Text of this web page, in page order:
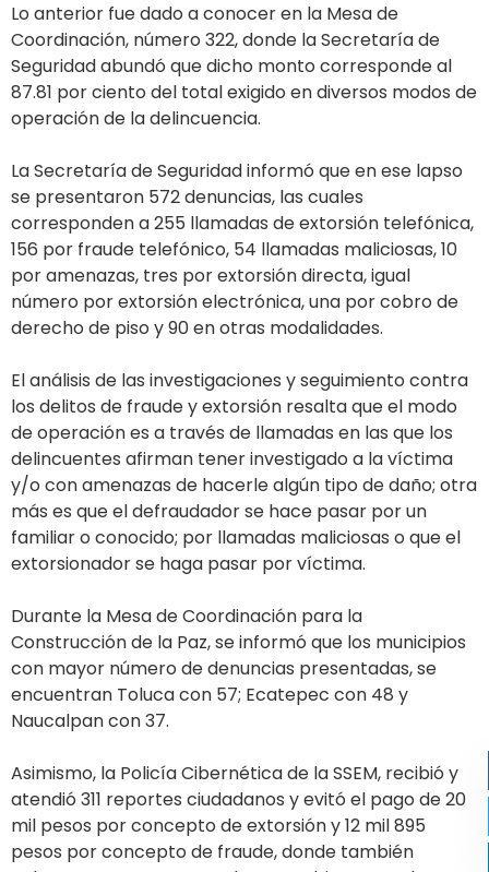
Lo anterior fue dado a conocer en la Mesa de
Coordinación, número 322, donde la Secretaría de
Seguridad abundó que dicho monto corresponde al
87.81 por ciento del total exigido en diversos modos de
operación de la delincuencia.
La Secretaría de Seguridad informó que en ese lapso
se presentaron 572 denuncias, las cuales
corresponden a 255 llamadas de extorsión telefónica,
156 por fraude telefónico, 54 llamadas maliciosas, 10
por amenazas, tres por extorsión directa, igual
número por extorsión electrónica, una por cobro de
derecho de piso y 90 en otras modalidades.
El análisis de las investigaciones y seguimiento contra
los delitos de fraude y extorsión resalta que el modo
de operación es a través de llamadas en las que los
delincuentes afirman tener investigado a la víctima
y/o con amenazas de hacerle algún tipo de daño; otra
más es que el defraudador se hace pasar por un
familiar o conocido; por llamadas maliciosas o que el
extorsionador se haga pasar por víctima.
Durante la Mesa de Coordinación para la
Construcción de la Paz, se informó que los municipios
con mayor número de denuncias presentadas, se
encuentran Toluca con 57; Ecatepec con 48 y
Naucalpan con 37.
Asimismo, la Policía Cibernética de la SSEM, recibió y
atendió 311 reportes ciudadanos y evitó el pago de 20
mil pesos por concepto de extorsión y 12 mil 895
pesos por concepto de fraude, donde también